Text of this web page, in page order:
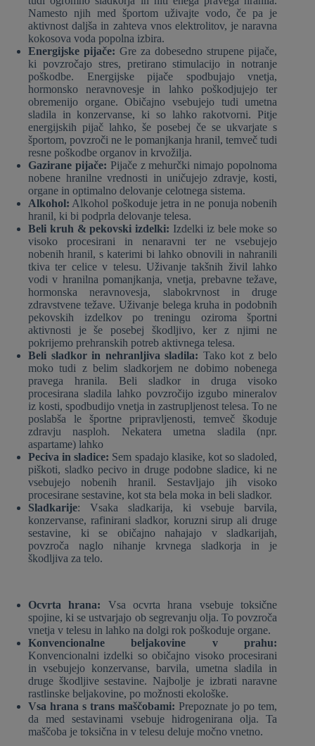
Namesto njih med športom uživajte vodo, če pa je
aktivnost daljša in zahteva vnos elektrolitov, je naravna
kokosova voda popolna izbira.
Energijske pijače: Gre za dobesedno strupene pijače,
ki povzročajo stres, pretirano stimulacijo in notranje
poškodbe. Energijske pijače spodbujajo vnetja,
hormonsko neravnovesje in lahko poškodjujejo ter
obremenijo organe. Običajno vsebujejo tudi umetna
sladila in konzervanse, ki so lahko rakotvorni. Pitje
energijskih pijač lahko, še posebej če se ukvarjate s
športom, povzroči ne le pomanjkanja hranil, temveč tudi
resne poškodbe organov in krvožilja.
Gazirane pijače: Pijače z mehurčki nimajo popolnoma
nobene hranilne vrednosti in uničujejo zdravje, kosti,
organe in optimalno delovanje celotnega sistema.
Alkohol: Alkohol poškoduje jetra in ne ponuja nobenih
hranil, ki bi podprla delovanje telesa.
Beli kruh & pekovski izdelki: Izdelki iz bele moke so
visoko procesirani in nenaravni ter ne vsebujejo
nobenih hranil, s katerimi bi lahko obnovili in nahranili
tkiva ter celice v telesu. Uživanje takšnih živil lahko
vodi v hranilna pomanjkanja, vnetja, prebavne težave,
hormonska neravnovesja, slabokrvnost in druge
zdravstvene težave. Uživanje belega kruha in podobnih
pekovskih izdelkov po treningu oziroma športni
aktivnosti je še posebej škodljivo, ker z njimi ne
pokrijemo prehranskih potreb aktivnega telesa.
Beli sladkor in nehranljiva sladila: Tako kot z belo
moko tudi z belim sladkorjem ne dobimo nobenega
pravega hranila. Beli sladkor in druga visoko
procesirana sladila lahko povzročijo izgubo mineralov
iz kosti, spodbudijo vnetja in zastrupljenost telesa. To ne
poslabša le športne pripravljenosti, temveč škoduje
zdravju nasploh. Nekatera umetna sladila (npr.
aspartame) lahko
Peciva in sladice: Sem spadajo klasike, kot so sladoled,
piškoti, sladko pecivo in druge podobne sladice, ki ne
vsebujejo nobenih hranil. Sestavljajo jih visoko
procesirane sestavine, kot sta bela moka in beli sladkor.
Sladkarije: Vsaka sladkarija, ki vsebuje barvila,
konzervanse, rafinirani sladkor, koruzni sirup ali druge
sestavine, ki se običajno nahajajo v sladkarijah,
povzroča naglo nihanje krvnega sladkorja in je
škodljiva za telo.
Ocvrta hrana: Vsa ocvrta hrana vsebuje toksične
spojine, ki se ustvarjajo ob segrevanju olja. To povzroča
vnetja v telesu in lahko na dolgi rok poškoduje organe.
Konvencionalne beljakovine v prahu:
Konvencionalni izdelki so običajno visoko procesirani
in vsebujejo konzervanse, barvila, umetna sladila in
druge škodljive sestavine. Najbolje je izbrati naravne
rastlinske beljakovine, po možnosti ekološke.
Vsa hrana s trans maščobami: Prepoznate jo po tem,
da med sestavinami vsebuje hidrogenirana olja. Ta
maščoba je toksična in v telesu deluje močno vnetno.